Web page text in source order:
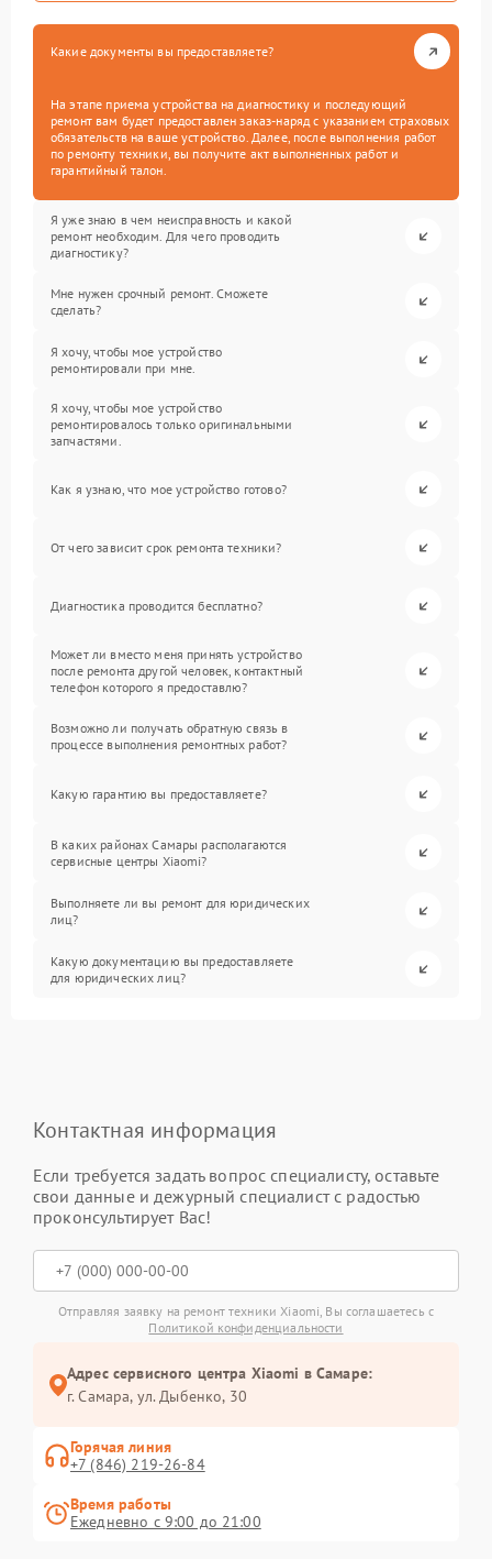
Какие документы вы предоставляете?
На этапе приема устройства на диагностику и последующий
ремонт вам будет предоставлен заказ-наряд с указанием страховых
обязательств на ваше устройство. Далее, после выполнения работ
по ремонту техники, вы получите акт выполненных работ и
гарантийный талон.
Я уже знаю в чем неисправность и какой
ремонт необходим. Для чего проводить
диагностику?
Мне нужен срочный ремонт. Сможете
сделать?
Я хочу, чтобы мое устройство
ремонтировали при мне.
Я хочу, чтобы мое устройство
ремонтировалось только оригинальными
запчастями.
Как я узнаю, что мое устройство готово?
От чего зависит срок ремонта техники?
Диагностика проводится бесплатно?
Может ли вместо меня принять устройство
после ремонта другой человек, контактный
телефон которого я предоставлю?
Возможно ли получать обратную связь в
процессе выполнения ремонтных работ?
Какую гарантию вы предоставляете?
В каких районах Самары располагаются
сервисные центры Xiaomi?
Выполняете ли вы ремонт для юридических
лиц?
Какую документацию вы предоставляете
для юридических лиц?
Контактная информация
Если требуется задать вопрос специалисту, оставьте
свои данные и дежурный специалист с радостью
проконсультирует Вас!
Отправляя заявку на ремонт техники Xiaomi, Вы соглашаетесь с
Политикой конфиденциальности
Адрес сервисного центра Xiaomi в Самаре:
г. Самара, ул. Дыбенко, 30
Горячая линия
+7 (846) 219-26-84
Время работы
Ежедневно с 9:00 до 21:00